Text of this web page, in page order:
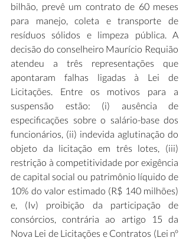
bilhão, prevê um contrato de 60 meses
para manejo, coleta e transporte de
resíduos sólidos e limpeza pública. A
decisão do conselheiro Maurício Requião
atendeu a três representações que
apontaram falhas ligadas à Lei de
Licitações. Entre os motivos para a
suspensão estão: (i) ausência de
especificações sobre o salário-base dos
funcionários, (ii) indevida aglutinação do
objeto da licitação em três lotes, (iii)
restrição à competitividade por exigência
de capital social ou patrimônio líquido de
10% do valor estimado (R$ 140 milhões)
e, (Iv) proibição da participação de
consórcios, contrária ao artigo 15 da
Nova Lei de Licitações e Contratos (Lei nº